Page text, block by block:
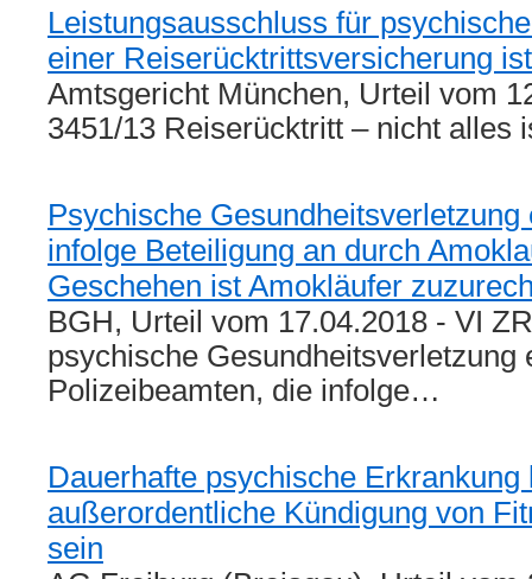
Leistungsausschluss für
einer Reiserücktrittsversicherung
Amtsgericht München, Urteil vom
3451/13 Reiserücktritt – nicht
Psychische Gesundheitsverletzung
infolge Beteiligung an durch
Geschehen ist Amokläufer
BGH, Urteil vom 17.04.2018 - VI
psychische Gesundheitsverletzung
Polizeibeamten, die infolge…
Dauerhafte psychische Erkrankung
außerordentliche Kündigung von
sein